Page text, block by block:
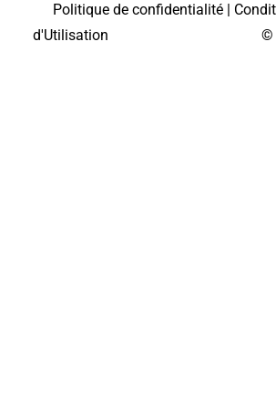
Politique de confidentialité |
d'Utilisation ©